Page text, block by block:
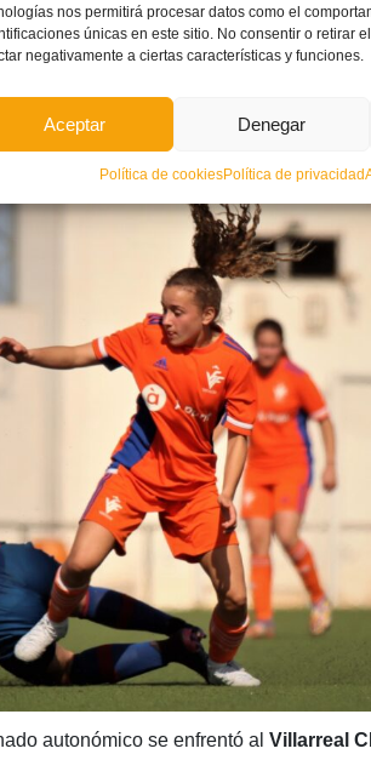
nos permitirá procesar datos como el
únicas en este sitio. No consentir o retirar
negativamente a ciertas características y funciones.
Aceptar Denegar
Política de cookiesPolítica de privacidad
.
autonómico se enfrentó al Villarreal